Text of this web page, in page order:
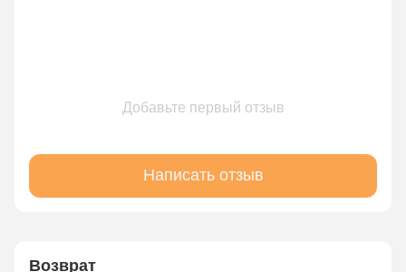
Добавьте первый отзыв
Написать отзыв
Возврат